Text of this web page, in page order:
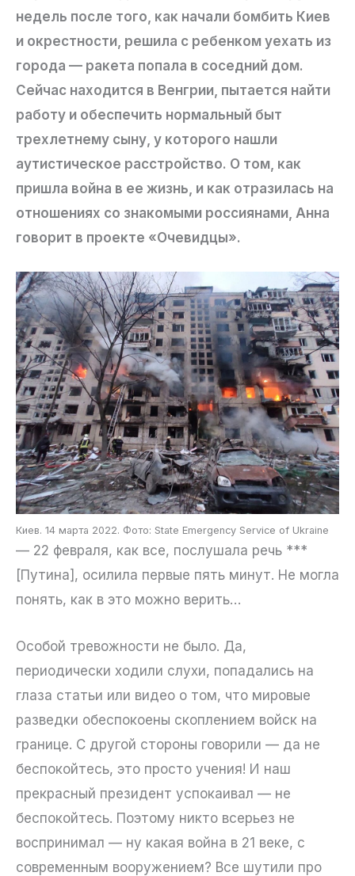
недель после того, как начали бомбить Киев
и окрестности, решила с ребенком уехать из
города — ракета попала в соседний дом.
Сейчас находится в Венгрии, пытается найти
работу и обеспечить нормальный быт
трехлетнему сыну, у которого нашли
аутистическое расстройство. О том, как
пришла война в ее жизнь, и как отразилась на
отношениях со знакомыми россиянами, Анна
говорит в проекте «Очевидцы».
Киев. 14 марта 2022. Фото: State Emergency Service of Ukraine
— 22 февраля, как все, послушала речь ***
[Путина], осилила первые пять минут. Не могла
понять, как в это можно верить…
Особой тревожности не было. Да,
периодически ходили слухи, попадались на
глаза статьи или видео о том, что мировые
разведки обеспокоены скоплением войск на
границе. С другой стороны говорили — да не
беспокойтесь, это просто учения! И наш
прекрасный президент успокаивал — не
беспокойтесь. Поэтому никто всерьез не
воспринимал — ну какая война в 21 веке, с
современным вооружением? Все шутили про